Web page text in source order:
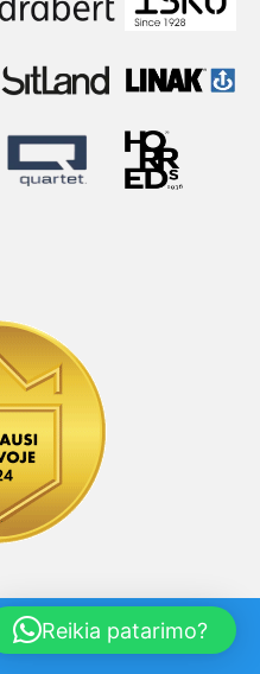
Saugomos |
Reikia patarimo?